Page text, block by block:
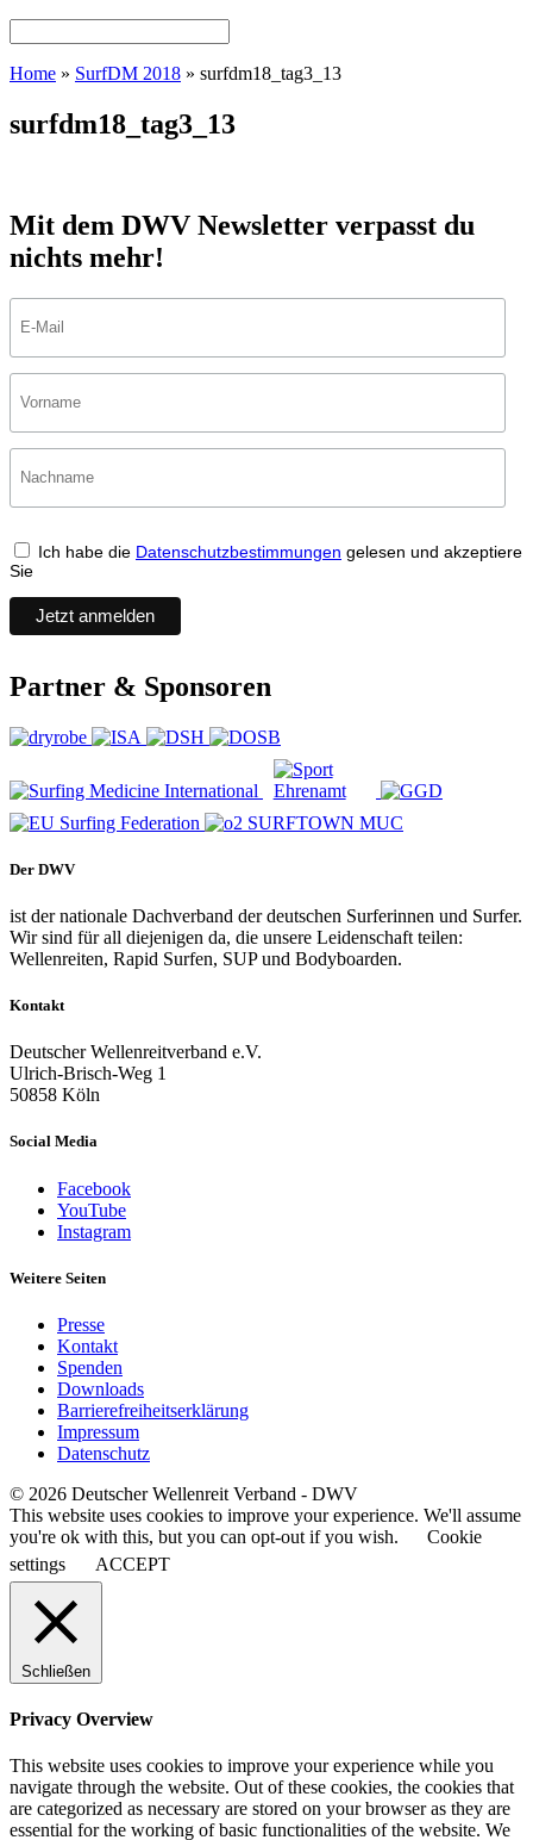
Home » SurfDM 2018 » surfdm18_tag3_13
surfdm18_tag3_13
Mit dem DWV Newsletter verpasst du
nichts mehr!
Ich habe die Datenschutzbestimmungen gelesen und akzeptiere
Sie
Partner & Sponsoren
Der DWV
ist der nationale Dachverband der deutschen Surferinnen und Surfer.
Wir sind für all diejenigen da, die unsere Leidenschaft teilen:
Wellenreiten, Rapid Surfen, SUP und Bodyboarden.
Kontakt
Deutscher Wellenreitverband e.V.
Ulrich-Brisch-Weg 1
50858 Köln
Social Media
Facebook
YouTube
Instagram
Weitere Seiten
Presse
Kontakt
Spenden
Downloads
Barrierefreiheitserklärung
Impressum
Datenschutz
© 2026 Deutscher Wellenreit Verband - DWV
This website uses cookies to improve your experience. We'll assume
you're ok with this, but you can opt-out if you wish.
Cookie
settings
ACCEPT
Schließen
Privacy Overview
This website uses cookies to improve your experience while you
navigate through the website. Out of these cookies, the cookies that
are categorized as necessary are stored on your browser as they are
essential for the working of basic functionalities of the website. We